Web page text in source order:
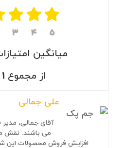
۳ ۴ ۵
میانگین
از مجموع ۱
علی جمالی
آقای جمالی،
می باشند. نقش
افزایش فروش محصولات این